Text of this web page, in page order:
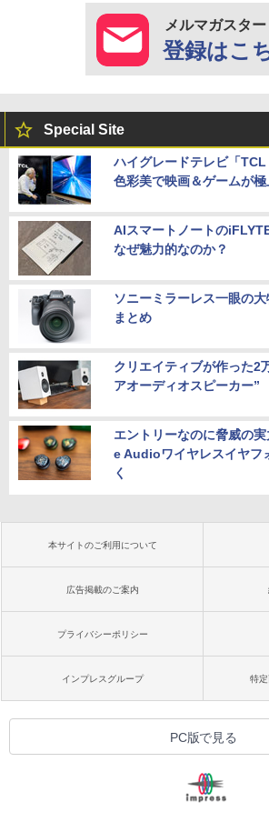
メルマガスター
登録はこ
Special Site
ハイグレードテレビ「
色彩美で映画＆ゲームが極
AIスマートノートの
なぜ魅力的なのか？
ソニーミラーレス一眼の
まとめ
クリエイティブが作った2
アオーディオスピーカー”
エントリーなのに脅威の
e Audioワイヤレスイヤフ
く
本サイトのご利用について
広告掲載のご案内
プライバシーポリシー
インプレスグループ 特
PC版で見る